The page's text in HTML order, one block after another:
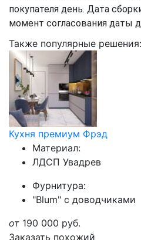
покупателя день. Дата
момент согласования даты
Также популярные решения:
Кухня премиум Фрэд
Материал:
ЛДСП Увадрев
Фурнитура:
"Blum" с доводчиками
от 190 000 руб.
Заказать похожий